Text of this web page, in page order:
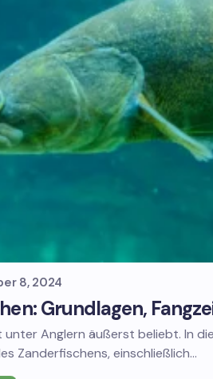
8, 2024
Grundlagen,
Anglern äußerst beliebt. In
Zanderfischens, einschließlich…